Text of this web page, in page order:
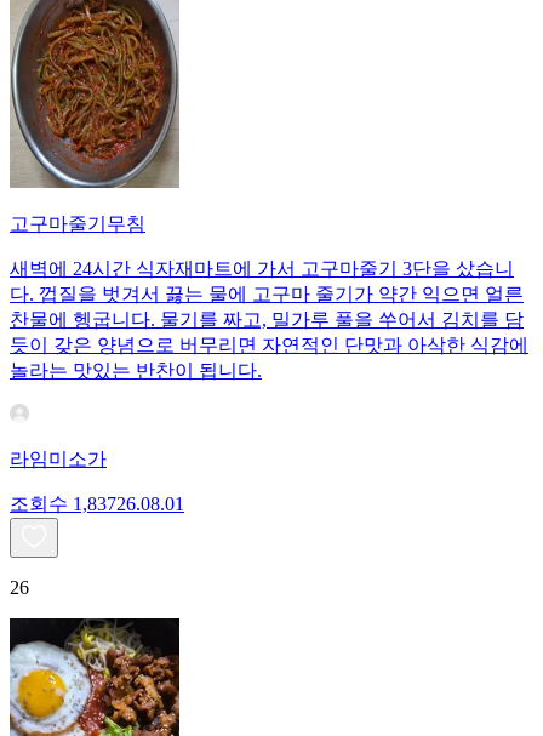
고구마줄기무침
새벽에 24시간 식자재마트에 가서 고구마줄기 3단을 샀습니
다. 껍질을 벗겨서 끓는 물에 고구마 줄기가 약간 익으면 얼른
찬물에 헹굽니다. 물기를 짜고, 밀가루 풀을 쑤어서 김치를 담
듯이 갖은 양념으로 버무리면 자연적인 단맛과 아삭한 식감에
놀라는 맛있는 반찬이 됩니다.
라임미소가
조회수 1,83726.08.01
26